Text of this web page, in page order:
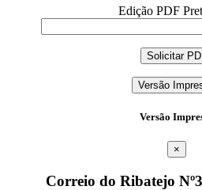
Edição PDF
Versão
Versão
×
Correio do Ribatejo